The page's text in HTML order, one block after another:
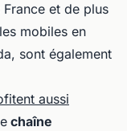
et de plus
mobiles en
sont également
aussi
chaîne